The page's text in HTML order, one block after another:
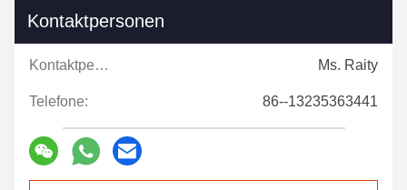
Kontaktpersonen
Kontaktpersonen: Ms. Raity
Telefone: 86--13235363441